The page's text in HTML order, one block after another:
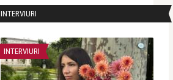
INTERVIURI
INTERVIURI